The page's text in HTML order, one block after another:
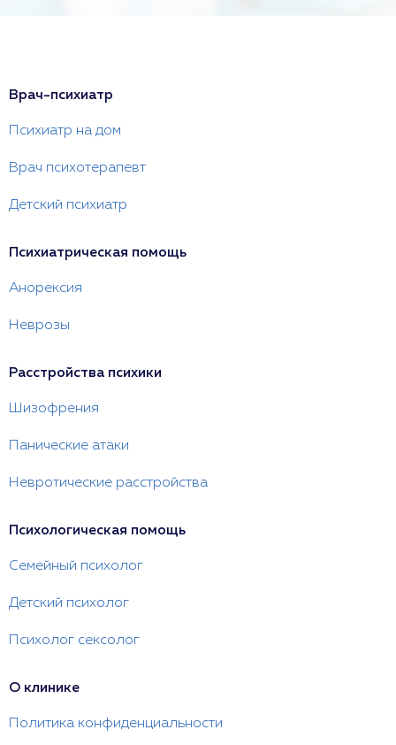
Врач-психиатр
Психиатр на дом
Врач психотерапевт
Детский психиатр
Психиатрическая помощь
Анорексия
Неврозы
Расстройства психики
Шизофрения
Панические атаки
Невротические расстройства
Психологическая помощь
Семейный психолог
Детский психолог
Психолог сексолог
О клинике
Политика конфиденциальности